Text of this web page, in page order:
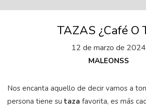
TAZAS ¿Café O
12 de marzo de 2024
MALEONSS
Nos encanta aquello de decir vamos a
persona tiene su taza favorita, es más